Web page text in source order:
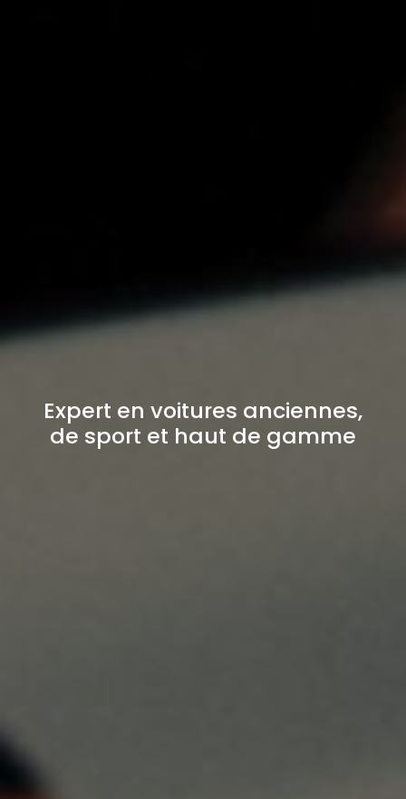
Expert en voitures anciennes,
de sport et haut de gamme